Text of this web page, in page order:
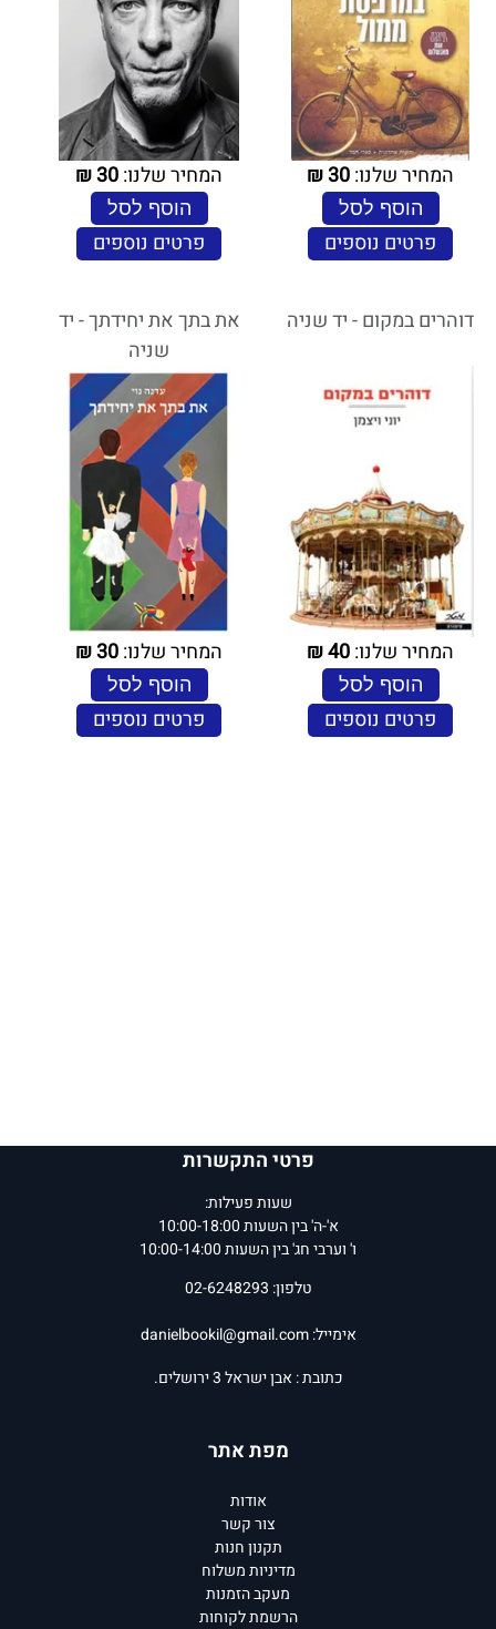
המחיר שלנו:30
₪
הוסף לסל
פרטים נוספים
המחיר שלנו:30
₪
הוסף לסל
פרטים נוספים
דוהרים במקום - יד שניה
המחיר שלנו:40
₪
הוסף לסל
פרטים נוספים
את בתך את יחידתך - יד
שניה
המחיר שלנו:30
₪
הוסף לסל
פרטים נוספים
פרטי התקשרות
שעות פעילות:
א'-ה' בין השעות 10:00-18:00
ו' וערבי חג' בין השעות 10:00-14:00
טלפון: 02-6248293
אימייל:danielbookil@gmail.com
כתובת : אבן ישראל 3 ירושלים.
מפת אתר
אודות
צור קשר
תקנון חנות
מדיניות משלוח
מעקב הזמנות
הרשמת לקוחות